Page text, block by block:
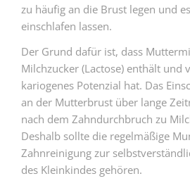
zu häufig an die Brust legen und
einschlafen lassen.
Der Grund dafür ist, dass
Milchzucker (Lactose) enthält und
kariogenes Potenzial hat. Das
an der Mutterbrust über lange
nach dem Zahndurchbruch zu
Deshalb sollte die regelmäßige
Zahnreinigung zur
des Kleinkindes gehören.